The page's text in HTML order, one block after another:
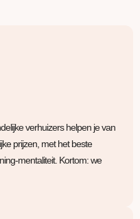
verhuizers helpen je van
prijzen, met het beste
mentaliteit. Kortom: we